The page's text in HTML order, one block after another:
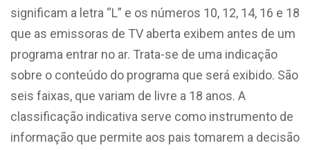
significam a letra “L” e os números 10, 12, 14, 16 e 18
que as emissoras de TV aberta exibem antes de um
programa entrar no ar. Trata-se de uma indicação
sobre o conteúdo do programa que será exibido. São
seis faixas, que variam de livre a 18 anos. A
classificação indicativa serve como instrumento de
informação que permite aos pais tomarem a decisão